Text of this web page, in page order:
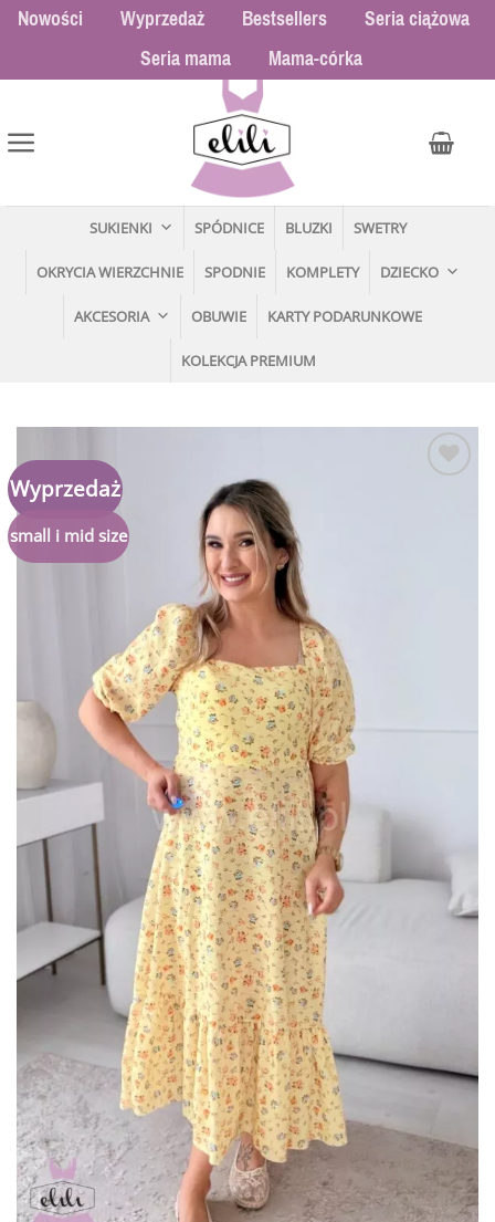
Przewiń
Nowości Wyprzedaż Bestsellers
Seria ciążowa
Seria mama
Mama-córka
SUKIENKI SPÓDNICE BLUZKI SWETRY
OKRYCIA WIERZCHNIE SPODNIE KOMPLETY DZIECKO
AKCESORIA OBUWIE KARTY PODARUNKOWE
KOLEKCJA PREMIUM
Wyprzedaż
small i mid size